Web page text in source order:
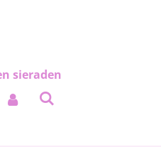
sieraden